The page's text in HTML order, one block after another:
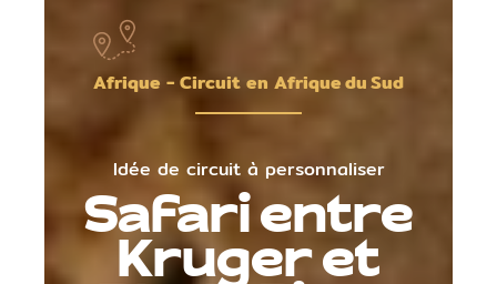
Afrique - Circuit en Afrique du Sud
Idée de circuit à personnaliser
Safari entre
Kruger et